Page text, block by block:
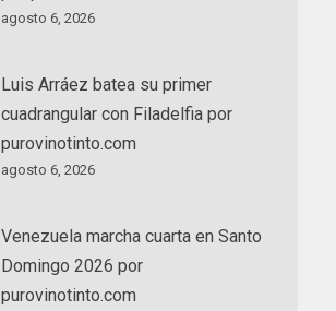
agosto 6, 2026
Luis Arráez batea su primer
cuadrangular con Filadelfia por
purovinotinto.com
agosto 6, 2026
Venezuela marcha cuarta en Santo
Domingo 2026 por
purovinotinto.com